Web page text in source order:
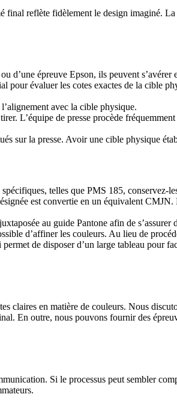
reflète fidèlement le design imaginé.
d’une épreuve Epson, ils peuvent
pour évaluer les cotes exactes de la cible
avec la cible physique.
L’équipe de presse procède
sur la presse. Avoir une cible physique
telles que PMS 185, conservez-
est convertie en un équivalent
au guide Pantone afin de s’assurer
d’affiner les couleurs. Au lieu de
de disposer d’un large tableau pour
en matière de couleurs. Nous
En outre, nous pouvons fournir des
Si le processus peut sembler